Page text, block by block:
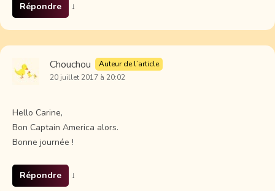
Répondre ↓
Chouchou
Auteur de l’article
20 juillet 2017 à 20:02
Hello Carine,
Bon Captain America alors.
Bonne journée !
Répondre ↓